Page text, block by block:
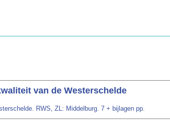
van de Westerschelde
RWS, ZL: Middelburg. 7 + bijlagen pp.